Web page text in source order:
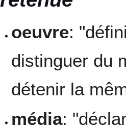
oeuvre:
distinguer du
détenir la
média: